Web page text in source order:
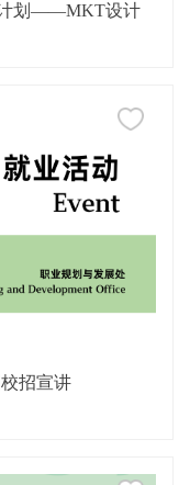
计划——MKT设计
校招宣讲